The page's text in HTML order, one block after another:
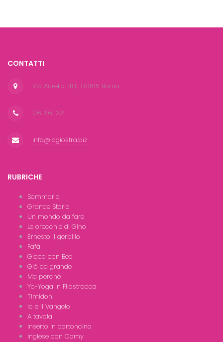
CONTATTI
Via Aurelia, 481, 00165 Roma
06 66 1321
info@lagiostra.biz
RUBRICHE
Sommario
Grande Storia
Un mondo da fare
Le orecchie di Gino
Ernesto il gerbillo
Fafà
Gioca con Bea
Giò da grande
Ma perchè
Yo-Yoga in Filastrocca
Timidoni
Io e il Vangelo
A tavola
Inserto in cartoncino
Inglese con Camy